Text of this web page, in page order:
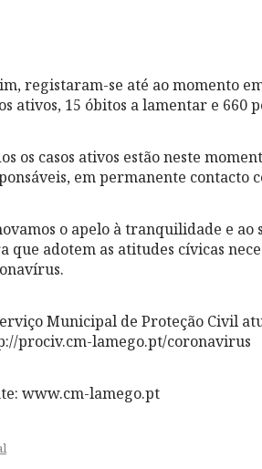
registaram-se até ao momento
ativos, 15 óbitos a lamentar e 660
os casos ativos estão neste
em permanente contacto
o apelo à tranquilidade e
que adotem as atitudes cívicas
Municipal de Proteção Civil
prociv.cm-lamego.pt/coronavirus
www.cm-lamego.pt